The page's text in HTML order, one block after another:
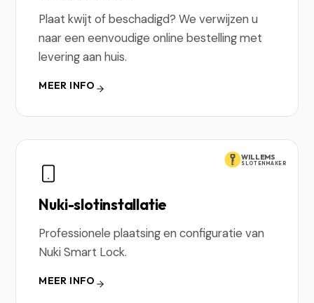
Plaat kwijt of beschadigd? We verwijzen u
naar een eenvoudige online bestelling met
levering aan huis.
MEER INFO
WILLEMS
SLOTENMAKER
Nuki-slotinstallatie
Professionele plaatsing en configuratie van
Nuki Smart Lock.
MEER INFO